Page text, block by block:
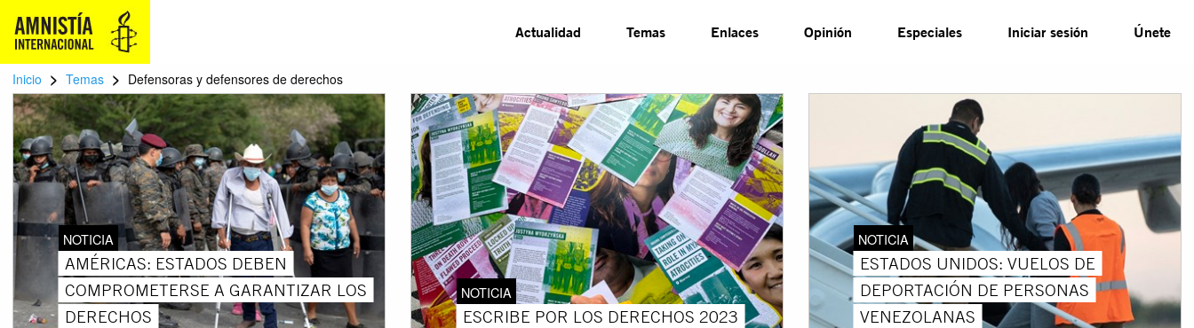
Actualidad Temas Enlaces Opinión Especiales Iniciar sesión Únete
Inicio > Temas > Defensoras y defensores de derechos
NOTICIA
AMÉRICAS: ESTADOS DEBEN
COMPROMETERSE A GARANTIZAR LOS
DERECHOS
NOTICIA
ESCRIBE POR LOS DERECHOS 2023
NOTICIA
ESTADOS UNIDOS: VUELOS DE
DEPORTACIÓN DE PERSONAS
VENEZOLANAS